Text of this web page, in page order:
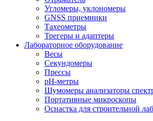
Угломеры, уклономеры
GNSS приемники
Тахеометры
Трегеры и адаптеры
Лабораторное оборудование
Весы
Секундомеры
Прессы
pH-метры
Шумомеры анализаторы
Портативные микроскопы
Оснастка для строительной